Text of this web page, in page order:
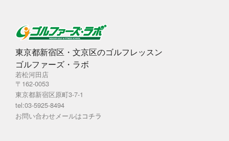
東京都新宿区・文京区のゴルフレッスン
ゴルファーズ・ラボ
若松河田店
〒162-0053
東京都新宿区原町3-7-1
tel:03-5925-8494
お問い合わせメールはコチラ